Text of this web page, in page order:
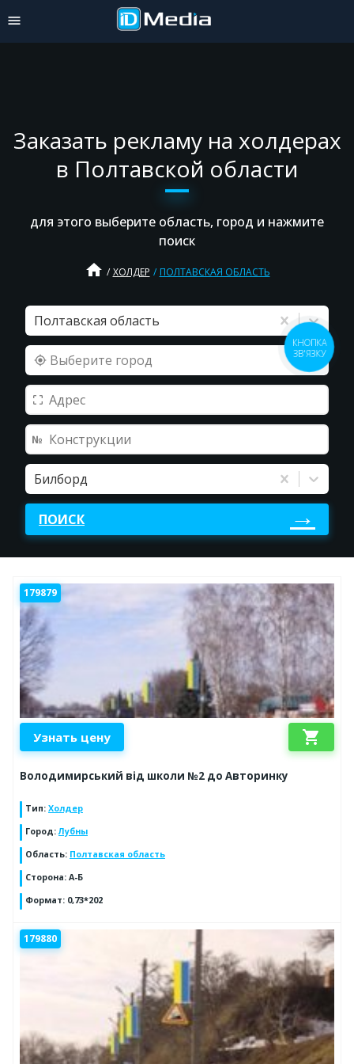
Заказать рекламу на холдерах
в Полтавской области
для этого выберите область, город и нажмите
поиск
home ХОЛДЕР ПОЛТАВСКАЯ ОБЛАСТЬ
Полтавская область
Выберите город
Билборд
ПОИСК
179879
Узнать цену shopping_cart
Володимирський від школи №2 до Авторинку
Тип: Холдер
Город:Лубны
Область: Полтавская область
Сторона: А-Б
Формат: 0,73*202
179880
КНОПКА
ЗВ'ЯЗКУ